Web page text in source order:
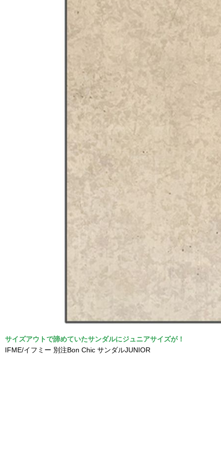
サイズアウトで諦めていたサンダルにジュニアサイズが！
IFME/イフミー 別注Bon Chic サンダルJUNIOR